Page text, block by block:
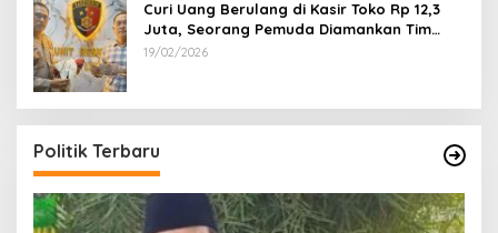
Curi Uang Berulang di Kasir Toko Rp 12,3
Juta, Seorang Pemuda Diamankan Tim
Reskrim Polsek Lenteng Sumenep
19/02/2026
Politik Terbaru